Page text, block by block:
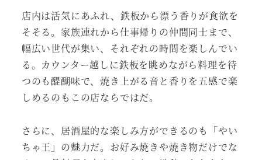
店内は活気にあふれ、鉄板から漂う香りが食欲を
そそる。家族連れから仕事帰りの仲間同士まで、
幅広い世代が集い、それぞれの時間を楽しんでい
る。カウンター越しに鉄板を眺めながら料理を待
つのも醍醐味で、焼き上がる音と香りを五感で楽
しめるのもこの店ならではだ。
さらに、居酒屋的な楽しみ方ができるのも「やい
ちゃ王」の魅力だ。お好み焼きや焼き物だけでな